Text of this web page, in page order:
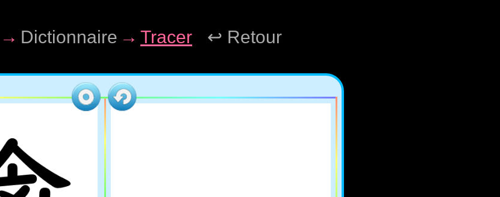
→ Dictionnaire → Tracer ↩ Retour